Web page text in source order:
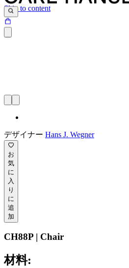
Skip to content
デザイナー Hans J. Wegner
お
気
に
入
り
に
追
加
CH88P | Chair
材料: